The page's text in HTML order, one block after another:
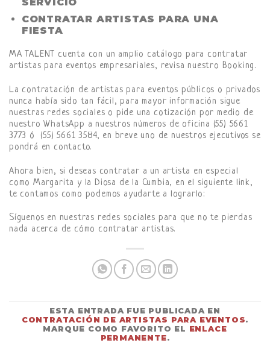
CONTRATAR ARTISTAS PARA UNA
FIESTA
MA TALENT cuenta con un amplio catálogo para contratar
artistas para eventos empresariales, revisa nuestro Booking.
La contratación de artistas para eventos públicos o privados
nunca había sido tan fácil, para mayor información sigue
nuestras redes sociales o pide una cotización por medio de
nuestro WhatsApp a nuestros números de oficina (55) 5661
3773 ó (55) 5661 3584, en breve uno de nuestros ejecutivos se
pondrá en contacto.
Ahora bien, si deseas contratar a un artista en especial
como Margarita y la Diosa de la Cumbia, en el siguiente link,
te contamos como podemos ayudarte a lograrlo:
Síguenos en nuestras redes sociales para que no te pierdas
nada acerca de cómo contratar artistas.
ESTA ENTRADA FUE PUBLICADA EN
CONTRATACIÓN DE ARTISTAS PARA EVENTOS.
MARQUE COMO FAVORITO EL ENLACE
PERMANENTE.